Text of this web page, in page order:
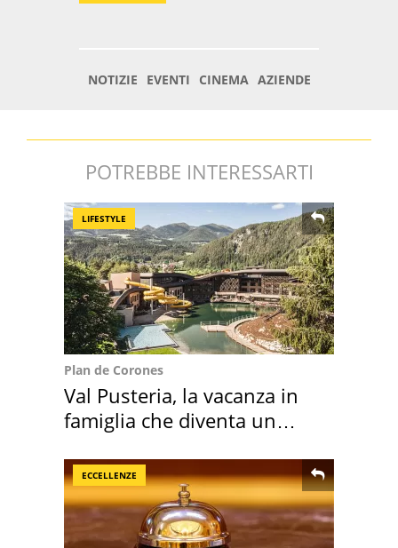
POTREBBE INTERESSARTI
LIFESTYLE
Plan de Corones
Val Pusteria, la vacanza in
famiglia che diventa un
ECCELLENZE